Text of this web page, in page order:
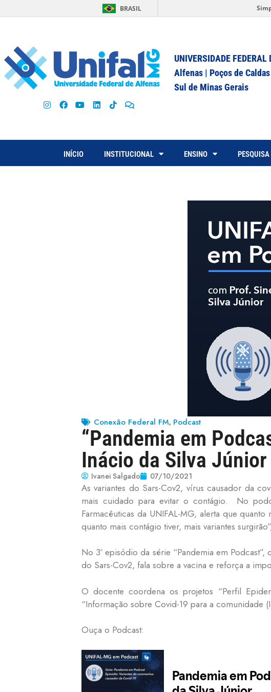
BRASIL
UNIVERSIDADE FEDERAL
Alfenas | Poços de
Sul de Minas Gerais
INÍCIO INSTITUCIONAL ENSINO PESQUISA
Conexão Federal FM, Podcast
“Pandemia em
Inácio da Silva Júnior
Ivanei Salgado 07/10/2021
As variantes do Sars-Cov2, vírus causador da
mais cuidado para evitar o contágio. No
Farmacêuticas da UNIFAL-MG, alerta que
quanto mais contágio tiver, mais variantes
No 3º episódio da série “Pandemia em
do Sars-Cov2, fala sobre a vacina e reforça a
O docente coordena os projetos “Perfil
“Informação sobre Covid-19 para a comunidade
Ouça o Podcast: